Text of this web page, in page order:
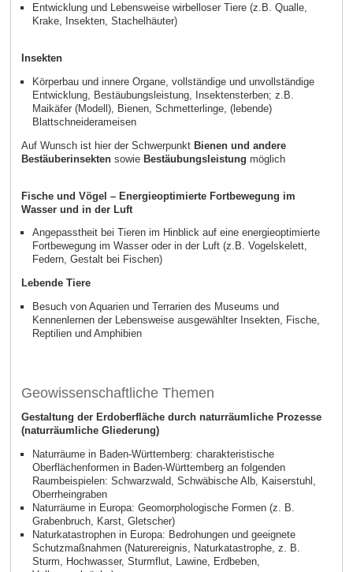
Entwicklung und Lebensweise wirbelloser Tiere (z.B. Qualle,
Krake, Insekten, Stachelhäuter)
Insekten
Körperbau und innere Organe, vollständige und unvollständige
Entwicklung, Bestäubungsleistung, Insektensterben; z.B.
Maikäfer (Modell), Bienen, Schmetterlinge, (lebende)
Blattschneiderameisen
Auf Wunsch ist hier der Schwerpunkt Bienen und andere
Bestäuberinsekten sowieBestäubungsleistung möglich
Fische und Vögel – Energieoptimierte Fortbewegung im
Wasser und in der Luft
Angepasstheit bei Tieren im Hinblick auf eine energieoptimierte
Fortbewegung im Wasser oder in der Luft (z.B. Vogelskelett,
Federn, Gestalt bei Fischen)
Lebende Tiere
Besuch von Aquarien und Terrarien des Museums und
Kennenlernen der Lebensweise ausgewählter Insekten, Fische,
Reptilien und Amphibien
Geowissenschaftliche Themen
Gestaltung der Erdoberfläche durch naturräumliche Prozesse
(naturräumliche Gliederung)
Naturräume in Baden-Württemberg: charakteristische
Oberflächenformen in Baden-Württemberg an folgenden
Raumbeispielen: Schwarzwald, Schwäbische Alb, Kaiserstuhl,
Oberrheingraben
Naturräume in Europa: Geomorphologische Formen (z. B.
Grabenbruch, Karst, Gletscher)
Naturkatastrophen in Europa: Bedrohungen und geeignete
Schutzmaßnahmen (Naturereignis, Naturkatastrophe, z. B.
Sturm, Hochwasser, Sturmflut, Lawine, Erdbeben,